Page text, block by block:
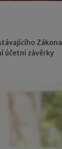
Zákona
účetní závěrky